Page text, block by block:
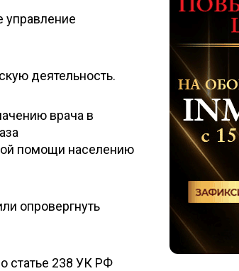
управление
деятельность.
врача в
помощи населению
опровергнуть
статье 238 УК РФ